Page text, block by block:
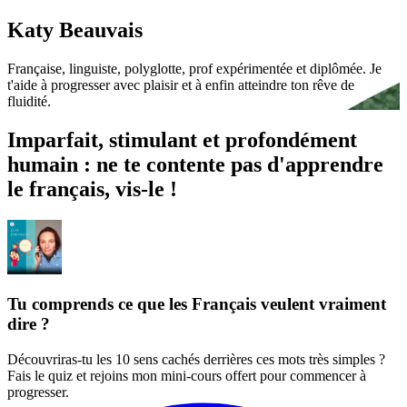
Katy Beauvais
Française, linguiste, polyglotte, prof expérimentée et diplômée. Je
t'aide à progresser avec plaisir et à enfin atteindre ton rêve de
fluidité.
Imparfait, stimulant et profondément
humain : ne te contente pas d'apprendre
le français, vis-le !
Tu comprends ce que les Français veulent vraiment
dire ?
Découvriras-tu les 10 sens cachés derrières ces mots très simples ?
Fais le quiz et rejoins mon mini-cours offert pour commencer à
progresser.